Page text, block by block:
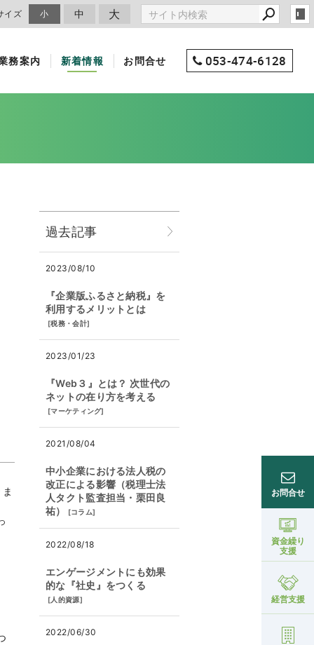
イズ 小 中 大
務案内 新着情報 お問合せ 053-474-6128
お問合せ
資金繰り
支援
経営支援
過去記事
2023/08/10
『企業版ふるさと納税』を
利用するメリットとは
[税務・会計]
2023/01/23
『Web３』とは？ 次世代の
ネットの在り方を考える
[マーケティング]
2021/08/04
中小企業における法人税の
改正による影響（税理士法
人タクト監査担当・栗田良
祐）
[コラム]
2022/08/18
エンゲージメントにも効果
的な『社史』をつくる
[人的資源]
2022/06/30